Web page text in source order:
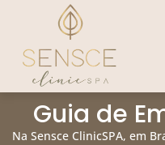
Guia de
Na Sensce ClinicSPA, em